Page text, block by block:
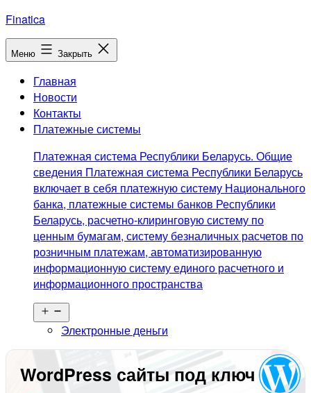
Перейти
к
содержимому
Finatica
Меню Закрыть
Главная
Новости
Контакты
Платежные системы
Платежная система Республики Беларусь. Общие
сведения Платежная система Республики Беларусь
включает в себя платежную систему Национального
банка, платежные системы банков Республики
Беларусь, расчетно-клиринговую систему по
ценным бумагам, систему безналичных расчетов по
розничным платежам, автоматизированную
информационную систему единого расчетного и
информационного пространства
меню
Электронные деньги
WordPress сайты под ключ